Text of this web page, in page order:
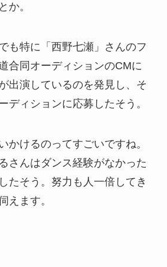
か。
も特に「西野七瀬」さんのフ
合同オーディションのCMに
出演しているのを発見し、そ
ディションに応募したそう。
かけるのってすごいですね。
さんはダンス経験がなかった
たそう。努力も人一倍してき
えます。